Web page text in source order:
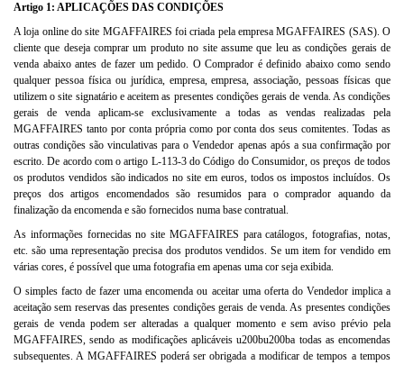
Artigo 1: APLICAÇÕES DAS CONDIÇÕES
A loja online do site MGAFFAIRES foi criada pela empresa MGAFFAIRES (SAS). O
cliente que deseja comprar um produto no site assume que leu as condições gerais de
venda abaixo antes de fazer um pedido. O Comprador é definido abaixo como sendo
qualquer pessoa física ou jurídica, empresa, empresa, associação, pessoas físicas que
utilizem o site signatário e aceitem as presentes condições gerais de venda. As condições
gerais de venda aplicam-se exclusivamente a todas as vendas realizadas pela
MGAFFAIRES tanto por conta própria como por conta dos seus comitentes. Todas as
outras condições são vinculativas para o Vendedor apenas após a sua confirmação por
escrito. De acordo com o artigo L-113-3 do Código do Consumidor, os preços de todos
os produtos vendidos são indicados no site em euros, todos os impostos incluídos. Os
preços dos artigos encomendados são resumidos para o comprador aquando da
finalização da encomenda e são fornecidos numa base contratual.
As informações fornecidas no site MGAFFAIRES para catálogos, fotografias, notas,
etc. são uma representação precisa dos produtos vendidos. Se um item for vendido em
várias cores, é possível que uma fotografia em apenas uma cor seja exibida.
O simples facto de fazer uma encomenda ou aceitar uma oferta do Vendedor implica a
aceitação sem reservas das presentes condições gerais de venda. As presentes condições
gerais de venda podem ser alteradas a qualquer momento e sem aviso prévio pela
MGAFFAIRES, sendo as modificações aplicáveis u200bu200ba todas as encomendas
subsequentes. A MGAFFAIRES poderá ser obrigada a modificar de tempos a tempos